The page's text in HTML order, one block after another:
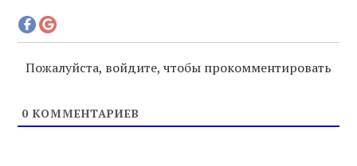
Пожалуйста, войдите, чтобы прокомментировать
0 КОММЕНТАРИЕВ